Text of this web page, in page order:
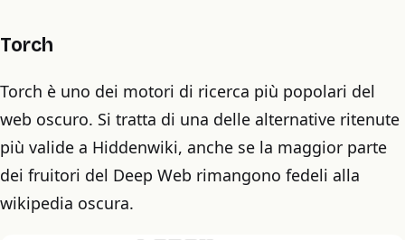
Torch
Torch è uno dei motori di ricerca più popolari del
web oscuro. Si tratta di una delle alternative ritenute
più valide a Hiddenwiki, anche se la maggior parte
dei fruitori del Deep Web rimangono fedeli alla
wikipedia oscura.